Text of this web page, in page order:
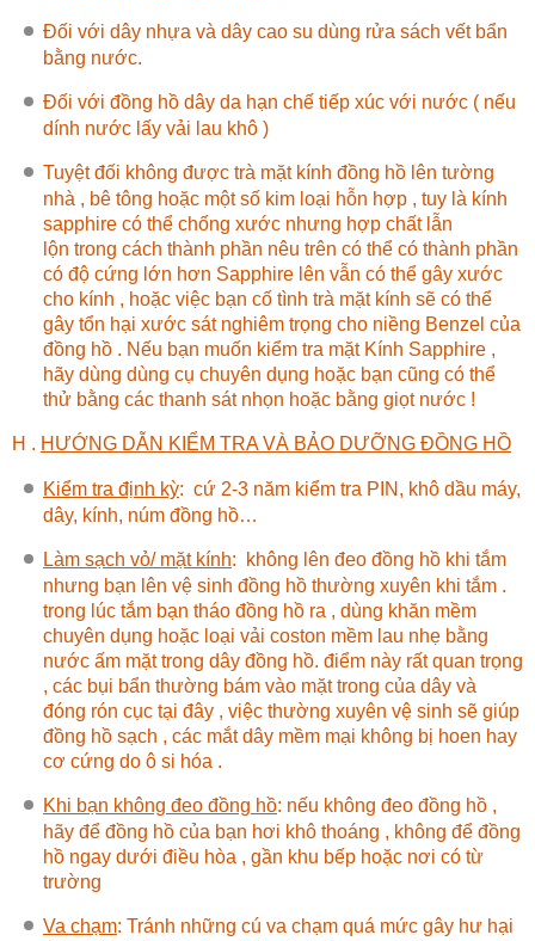
Đối với dây nhựa và dây cao su dùng rửa sách vết bẩn
bằng nước.
Đối với đồng hồ dây da hạn chế tiếp xúc với nước ( nếu
dính nước lấy vải lau khô )
Tuyệt đối không được trà mặt kính đồng hồ lên tường
nhà , bê tông hoặc một số kim loại hỗn hợp , tuy là kính
sapphire có thể chống xước nhưng hợp chất lẫn
lộn trong cách thành phần nêu trên có thể có thành phần
có độ cứng lớn hơn Sapphire lên vẫn có thể gây xước
cho kính , hoặc việc bạn cố tình trà mặt kính sẽ có thể
gây tổn hại xước sát nghiêm trọng cho niềng Benzel của
đồng hồ . Nếu bạn muốn kiểm tra mặt Kính Sapphire ,
hãy dùng dùng cụ chuyên dụng hoặc bạn cũng có thể
thử bằng các thanh sát nhọn hoặc bằng giọt nước !
H . HƯỚNG DẪN KIỂM TRA VÀ BẢO DƯỠNG ĐỒNG HỒ
Kiểm tra định kỳ: cứ 2-3 năm kiểm tra PIN, khô dầu máy,
dây, kính, núm đồng hồ…
Làm sạch vỏ/ mặt kính:
không lên đeo đồng hồ khi tắm
nhưng bạn lên vệ sinh đồng hồ thường xuyên khi tắm .
trong lúc tắm bạn tháo đồng hồ ra , dùng khăn mềm
chuyên dụng hoặc loại vải coston mềm lau nhẹ bằng
nước ấm mặt trong dây đồng hồ. điểm này rất quan trọng
, các bụi bẩn thường bám vào mặt trong của dây và
đóng rón cục tại đây , việc thường xuyên vệ sinh sẽ giúp
đồng hồ sạch , các mắt dây mềm mại không bị hoen hay
cơ cứng do ô si hóa .
Khi bạn không đeo đồng hồ: nếu không đeo đồng hồ ,
hãy để đồng hồ của bạn hơi khô thoáng , không để đồng
hồ ngay dưới điều hòa , gần khu bếp hoặc nơi có từ
trường
Va chạm: Tránh những cú va chạm quá mức gây hư hại